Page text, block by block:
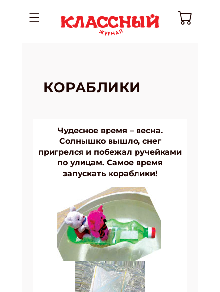
КОРАБЛИКИ
Чудесное время – весна.
Солнышко вышло, снег
пригрелся и побежал ручейками
по улицам. Самое время
запускать кораблики!